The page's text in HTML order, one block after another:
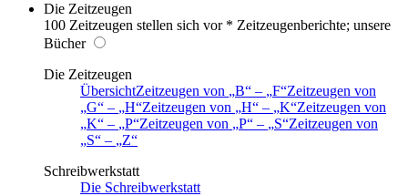
Die Zeitzeugen
100 Zeitzeugen stellen sich vor * Zeitzeugenberichte; unsere
Bücher
Die Zeitzeugen
ÜbersichtZeitzeugen von B – F Zeitzeugen von
G
– H Zeitzeugen von H – K Zeitzeugen von
K
– P Zeitzeugen von P – S Zeitzeugen von
S
–
Z
Schreibwerkstatt
Die Schreibwerkstatt